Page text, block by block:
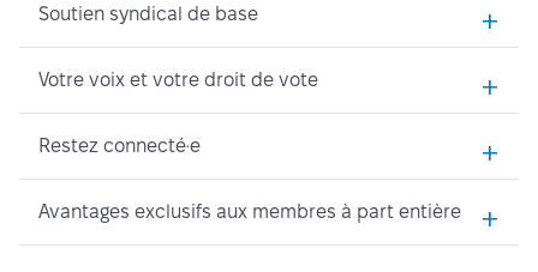
Soutien syndical de base +
Votre voix et votre droit de vote +
Restez connecté·e +
Avantages exclusifs aux membres à part entière +